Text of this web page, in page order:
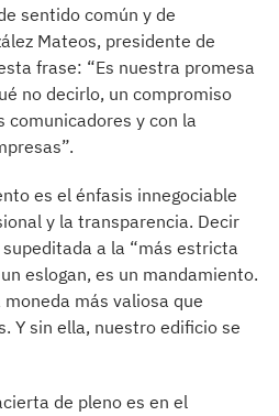
sentido común y de
Mateos, presidente de
frase: “Es nuestra promesa
no decirlo, un compromiso
comunicadores y con la
es el énfasis innegociable
y la transparencia. Decir
a la “más estricta
eslogan, es un mandamiento.
más valiosa que
Y sin ella, nuestro edificio se
de pleno es en el